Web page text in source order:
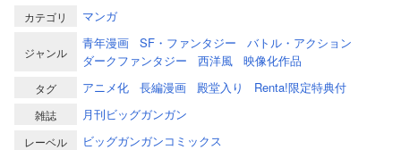
カテゴリ マンガ
ジャンル
青年漫画 SF・ファンタジー
バトル・アクション
ダークファンタジー
西洋風 映像化作品
タグ アニメ化 長編漫画 殿堂入り Renta!限定特典付
雑誌 月刊ビッグガンガン
レーベル ビッグガンガンコミックス